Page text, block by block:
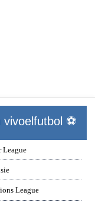
⚽
League
League